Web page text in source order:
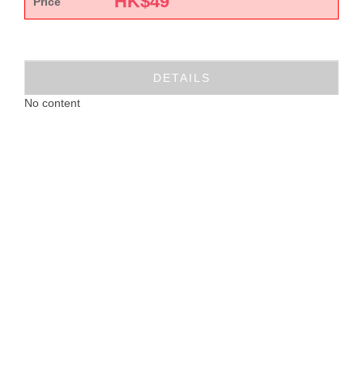
DETAILS
No content